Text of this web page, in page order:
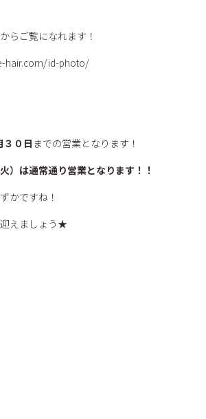
らご覧になれます！
hair.com/id-photo/
３０日 までの営業となります！
）は通常通り営業となります！！
かですね！
えましょう★